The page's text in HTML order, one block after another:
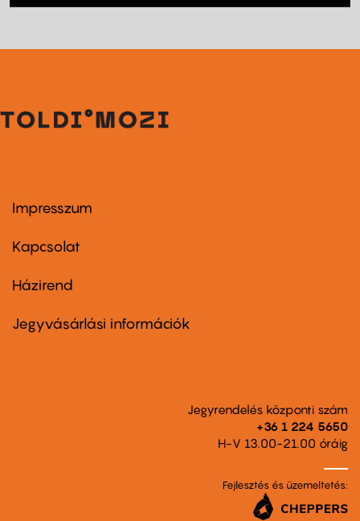
Footer
first
Impresszum
Kapcsolat
Footer
second
Házirend
Jegyvásárlási információk
Jegyrendelés központi szám
+36 1 224 5650
H-V 13.00-21.00 óráig
Fejlesztés és üzemeltetés: